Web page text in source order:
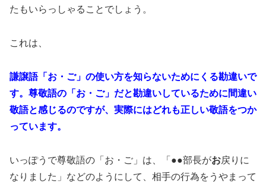
たもいらっしゃることでしょう。
これは、
謙譲語「お・ご」の使い方を知らないためにくる勘違いで
す。尊敬語の「お・ご」だと勘違いしているために間違い
敬語と感じるのですが、実際にはどれも正しい敬語をつか
っています。
いっぽうで尊敬語の「お・ご」は、「●●部長がお戻りに
なりました」などのようにして、相手の行為をうやまって